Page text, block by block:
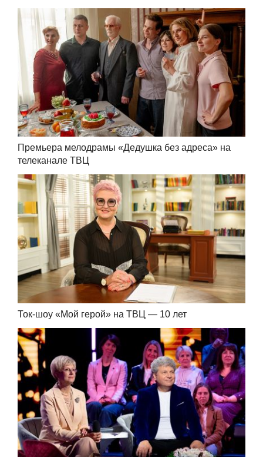
Премьера мелодрамы «Дедушка без адреса» на
телеканале ТВЦ
Ток-шоу «Мой герой» на ТВЦ — 10 лет